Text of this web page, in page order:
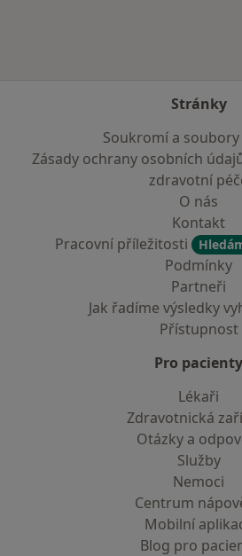
Stránky
Soukromí a
Zásady ochrany osobních
zdravotní
O nás
Kontakt
Pracovní příležitosti
Podmínky
Partneři
Jak řadíme výsledky
Přístupnost
Pro pacienty
Lékaři
Zdravotnická
Otázky a
Služby
Nemoci
Centrum
Mobilní
Blog pro